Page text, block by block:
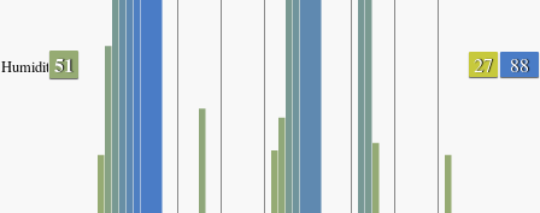
Humidity51 27 88